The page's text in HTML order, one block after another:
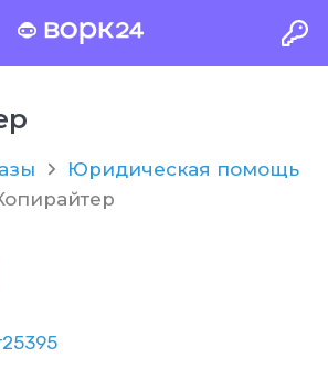
Юридическая помощь